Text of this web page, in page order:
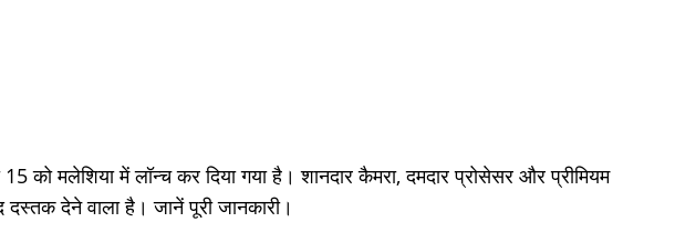
15 को मलेशिया में लॉन्च कर दिया गया है। शानदार कैमरा, दमदार प्रोसेसर और प्रीमियम
देने वाला है। जानें पूरी जानकारी।